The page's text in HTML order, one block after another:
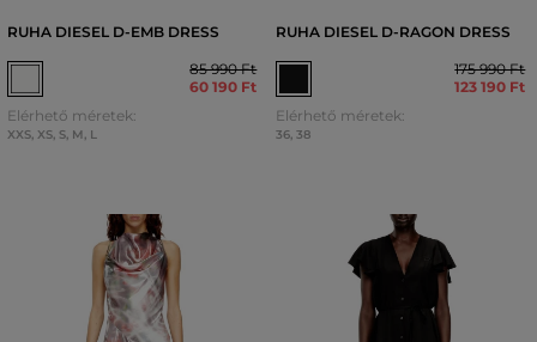
RUHA DIESEL D-EMB DRESS
85 990 Ft
60 190 Ft
Elérhető méretek:
XXS, XS, S, M, L
RUHA DIESEL D-RAGON DRESS
175 990 Ft
123 190 Ft
Elérhető méretek:
36, 38